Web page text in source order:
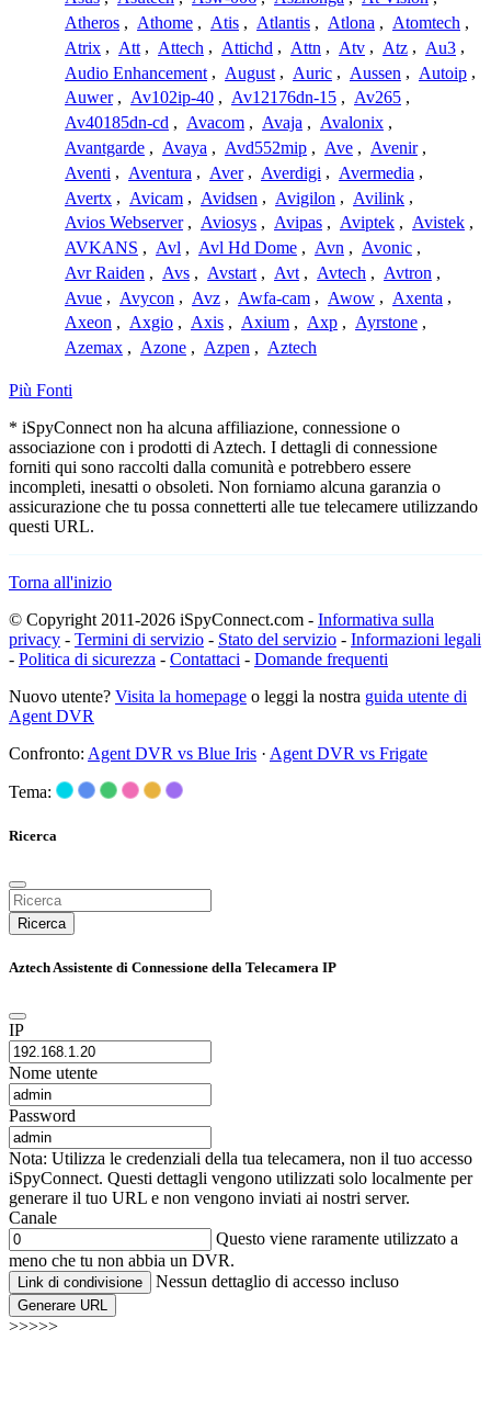
Atheros , Athome , Atis , Atlantis , Atlona , Atomtech ,
Atrix , Att , Attech , Attichd , Attn , Atv , Atz , Au3 ,
Audio Enhancement , August , Auric , Aussen , Autoip ,
Auwer , Av102ip-40 , Av12176dn-15 , Av265 ,
Av40185dn-cd , Avacom , Avaja , Avalonix ,
Avantgarde , Avaya , Avd552mip , Ave , Avenir ,
Aventi , Aventura , Aver , Averdigi , Avermedia ,
Avertx , Avicam , Avidsen , Avigilon , Avilink ,
Avios Webserver , Aviosys , Avipas , Aviptek , Avistek ,
AVKANS , Avl , Avl Hd Dome , Avn , Avonic ,
Avr Raiden , Avs , Avstart , Avt , Avtech , Avtron ,
Avue , Avycon , Avz , Awfa-cam , Awow , Axenta ,
Axeon , Axgio , Axis , Axium , Axp , Ayrstone ,
Azemax , Azone , Azpen , Aztech
Più Fonti
* iSpyConnect non ha alcuna affiliazione, connessione o
associazione con i prodotti di Aztech. I dettagli di connessione
forniti qui sono raccolti dalla comunità e potrebbero essere
incompleti, inesatti o obsoleti. Non forniamo alcuna garanzia o
assicurazione che tu possa connetterti alle tue telecamere utilizzando
questi URL.
Torna all'inizio
© Copyright 2011-2026 iSpyConnect.com - Informativa sulla
privacy - Termini di servizio - Stato del servizio - Informazioni legali
- Politica di sicurezza - Contattaci - Domande frequenti
Nuovo utente? Visita la homepage o leggi la nostra guida utente di
Agent DVR
Confronto: Agent DVR vs Blue Iris · Agent DVR vs Frigate
Tema:
Ricerca
Ricerca
Aztech Assistente di Connessione della Telecamera IP
IP
Nome utente
Password
Nota: Utilizza le credenziali della tua telecamera, non il tuo accesso
iSpyConnect. Questi dettagli vengono utilizzati solo localmente per
generare il tuo URL e non vengono inviati ai nostri server.
Canale
Questo viene raramente utilizzato a
meno che tu non abbia un DVR.
Link di condivisione Nessun dettaglio di accesso incluso
Generare URL
>>>>>